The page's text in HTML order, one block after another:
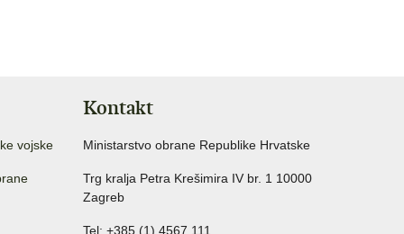
vojske
Kontakt
Ministarstvo obrane Republike Hrvatske
Trg kralja Petra Krešimira IV br. 1 10000
Zagreb
Tel: +385 (1) 4567 111